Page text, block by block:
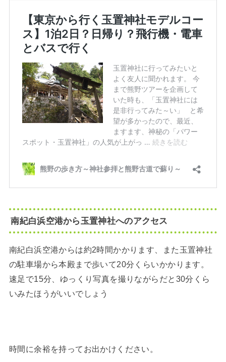
南紀白浜空港から玉置神社へのアクセス
南紀白浜空港からは約2時間かかります、また玉置神社
の駐車場から本殿まで歩いて20分くらいかかります。
速足で15分、ゆっくり写真を撮りながらだと30分くら
いみたほうがいいでしょう
時間に余裕を持ってお出かけください。